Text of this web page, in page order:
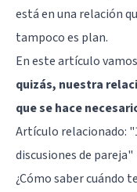
está en una relación
tampoco es plan.
En este artículo
quizás, nuestra
que se hace
Artículo relacionado: "
discusiones de pareja"
¿Cómo saber cuándo